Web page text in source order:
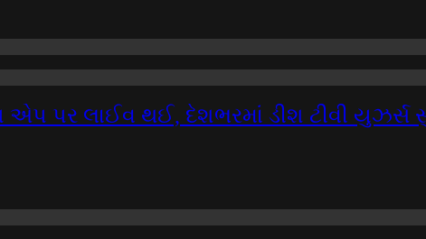
પર લાઈવ થઈ, દેશભરમાં ડીશ ટીવી યુઝર્સ